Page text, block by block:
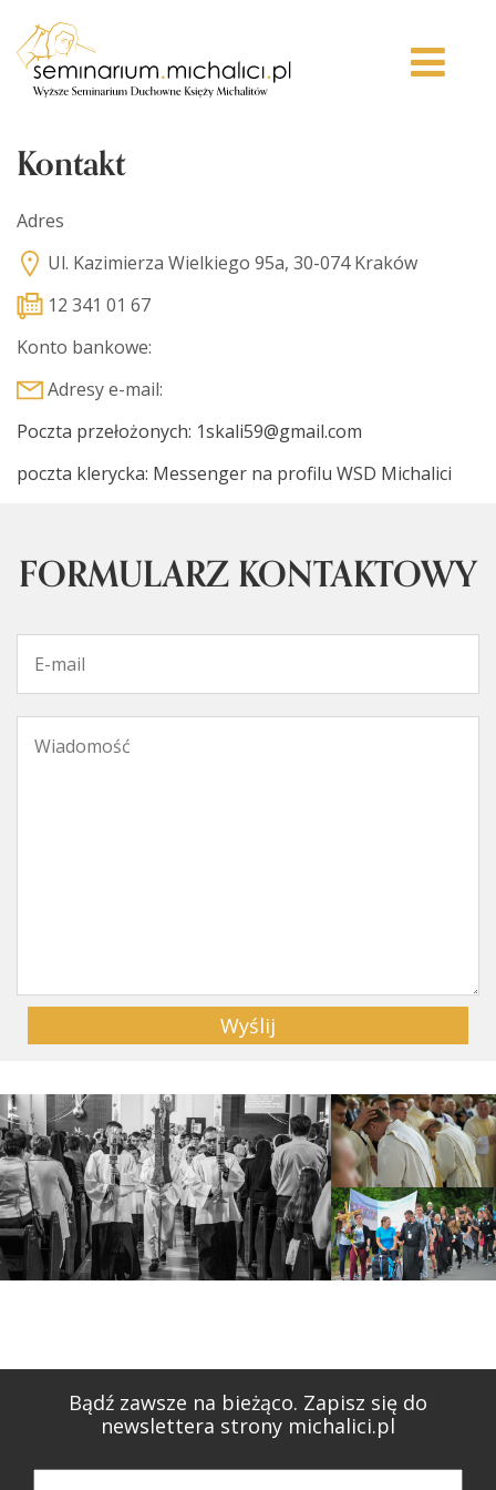
Kontakt
Adres
Ul. Kazimierza Wielkiego 95a, 30-074 Kraków
12 341 01 67
Konto bankowe:
Adresy e-mail:
Poczta przełożonych: 1skali59@gmail.com
poczta klerycka: Messenger na profilu WSD Michalici
FORMULARZ KONTAKTOWY
Wyślij
Bądź zawsze na bieżąco. Zapisz się do
newslettera strony michalici.pl